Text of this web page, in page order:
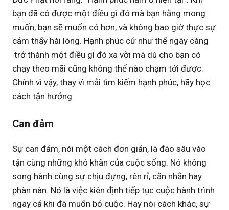
bạn đã có được một điều gì đó mà bạn hằng mong
muốn, bạn sẽ muốn có hơn, và không bao giờ thực sự
cảm thấy hài lòng. Hạnh phúc cứ như thế ngày càng
trở thành một điều gì đó xa vời mà dù cho bạn có
chạy theo mãi cũng không thể nào chạm tới được.
Chính vì vậy, thay vì mải tìm kiếm hạnh phúc, hãy học
cách tận hưởng.
Can đảm
Sự can đảm, nói một cách đơn giản, là đào sâu vào
tận cùng những khó khăn của cuộc sống. Nó không
song hành cùng sự chịu đựng, rên rỉ, cằn nhằn hay
phàn nàn. Nó là việc kiên định tiếp tục cuộc hành trình
ngay cả khi đã muốn bỏ cuộc. Hay nói cách khác, sự